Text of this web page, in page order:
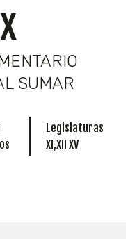
SUMAR
Legislaturas
XI,XII XV